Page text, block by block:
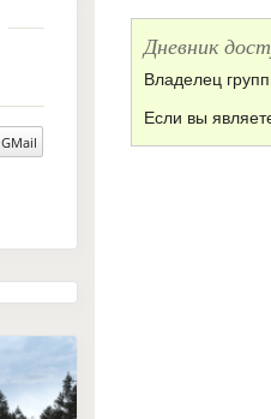
Дневник
Владелец
Если вы
GMail